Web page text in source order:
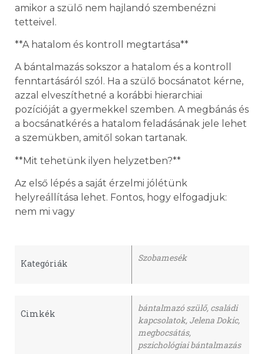
amikor a szülő nem hajlandó szembenézni
tetteivel.
**A hatalom és kontroll megtartása**
A bántalmazás sokszor a hatalom és a kontroll
fenntartásáról szól. Ha a szülő bocsánatot kérne,
azzal elveszíthetné a korábbi hierarchiai
pozícióját a gyermekkel szemben. A megbánás és
a bocsánatkérés a hatalom feladásának jele lehet
a szemükben, amitől sokan tartanak.
**Mit tehetünk ilyen helyzetben?**
Az első lépés a saját érzelmi jólétünk
helyreállítása lehet. Fontos, hogy elfogadjuk:
nem mi vagy
Kategóriák
Szobamesék
Cimkék
bántalmazó szülő, családi
kapcsolatok, Jelena Dokic,
megbocsátás,
pszichológiai bántalmazás